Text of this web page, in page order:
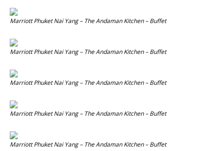
Marriott Phuket Nai Yang – The Andaman Kitchen – Buffet
Marriott Phuket Nai Yang – The Andaman Kitchen – Buffet
Marriott Phuket Nai Yang – The Andaman Kitchen – Buffet
Marriott Phuket Nai Yang – The Andaman Kitchen – Buffet
Marriott Phuket Nai Yang – The Andaman Kitchen – Buffet